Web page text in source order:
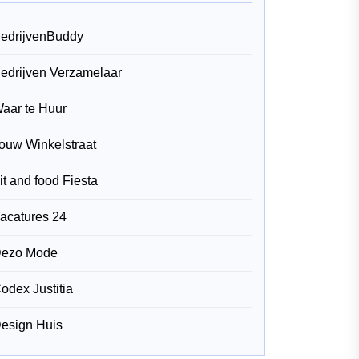
Verzamelaar
te Huur
Winkelstraat
and food Fiesta
24
Mode
Justitia
Huis